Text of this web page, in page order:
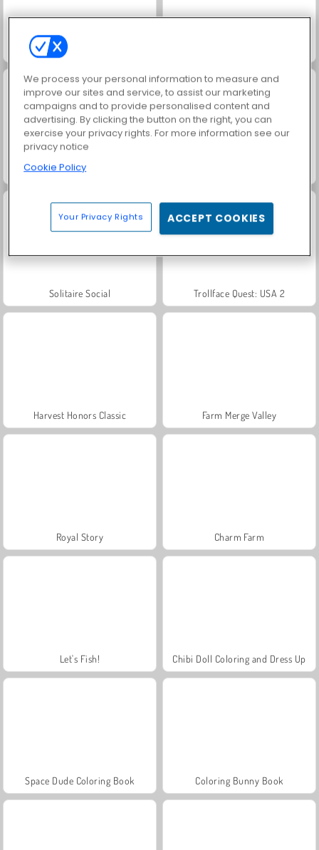
Jewel Garden Story
Scala 40
Solitaire Social Trollface Quest: USA 2
Harvest Honors Classic Farm Merge Valley
Royal Story Charm Farm
Let's Fish! Chibi Doll Coloring and Dress Up
Space Dude Coloring Book Coloring Bunny Book
We process your personal information to measure and
improve our sites and service, to assist our marketing
campaigns and to provide personalised content and
advertising. By clicking the button on the right, you can
exercise your privacy rights. For more information see our
privacy notice
Cookie Policy
Your Privacy Rights ACCEPT COOKIES